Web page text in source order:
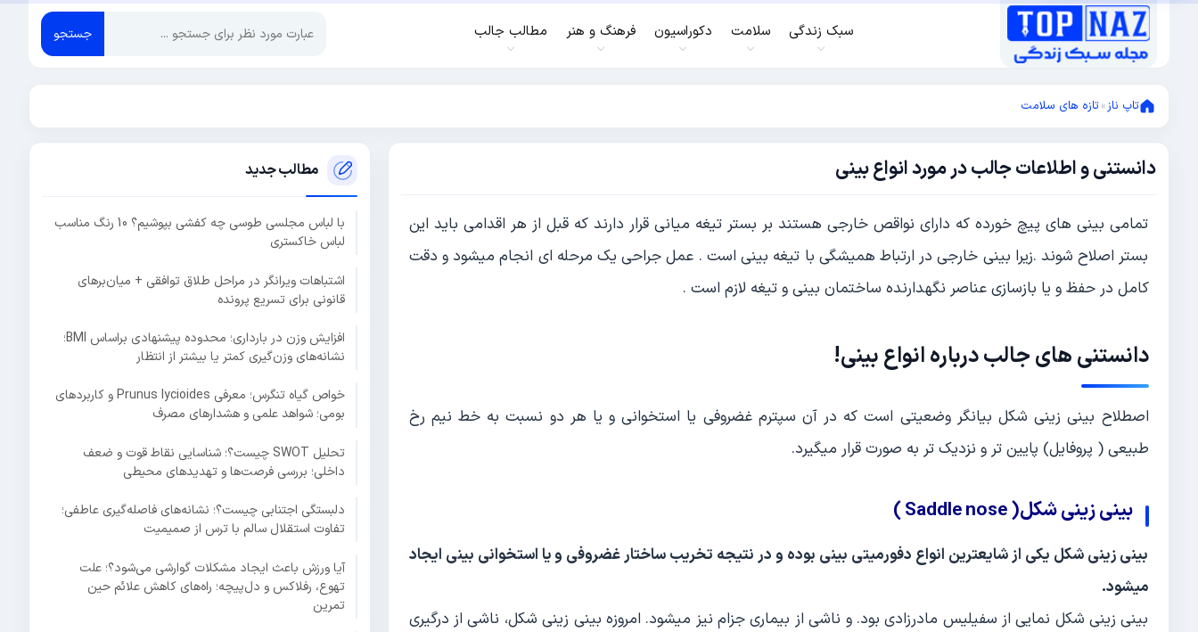
سبک زندگی سلامت دکوراسیون فرهنگ و هنر مطالب جالب جستجو
تاپ ناز»تازه های سلامت
دانستنی و اطلاعات جالب در مورد انواع بینی
ژانویه
2023
29,
2023
تمامی بینی های پیچ خورده که دارای نواقص خارجی هستند بر بستر تیغه میانی قرار دارند که قبل از هر اقدامی باید این
بستر اصلاح شوند .زیرا بینی خارجی در ارتباط همیشگی با تیغه بینی است . عمل جراحی یک مرحله ای انجام میشود و دقت
کامل در حفظ و یا بازسازی عناصر نگهدارنده ساختمان بینی و تیغه لازم است .
دانستنی های جالب درباره انواع بینی!
اصطلاح بینی زینی شکل بیانگر وضعیتی است که در آن سپترم غضروفی یا استخوانی و یا هر دو نسبت به خط نیم رخ
طبیعی ( پروفایل) پایین تر و نزدیک تر به صورت قرار میگیرد.
بینی زینی شکل( Saddle nose )
بینی زینی شکل یکی از شایعترین انواع دفورمیتی بینی بوده و در نتیجه تخریب ساختار غضروفی و یا استخوانی بینی ایجاد
میشود.
بینی زینی شکل نمایی از سفیلیس مادرزادی بود. و ناشی از بیماری جزام نیز میشود. امروزه بینی زینی شکل، ناشی از درگیری
مطالب جدید
با لباس مجلسی طوسی چه کفشی بپوشیم؟ 10 رنگ مناسب
لباس خاکستری
اشتباهات ویرانگر در مراحل طلاق توافقی + میان‌برهای
قانونی برای تسریع پرونده
افزایش وزن در بارداری؛ محدوده پیشنهادی براساس BMI؛
نشانه‌های وزن‌گیری کمتر یا بیشتر از انتظار
خواص گیاه تنگرس؛ معرفی Prunus lycioides و کاربردهای
بومی؛ شواهد علمی و هشدارهای مصرف
تحلیل SWOT چیست؟؛ شناسایی نقاط قوت و ضعف
داخلی؛ بررسی فرصت‌ها و تهدیدهای محیطی
دلبستگی اجتنابی چیست؟؛ نشانه‌های فاصله‌گیری عاطفی؛
تفاوت استقلال سالم با ترس از صمیمیت
آیا ورزش باعث ایجاد مشکلات گوارشی می‌شود؟؛ علت
تهوع، رفلاکس و دل‌پیچه؛ راه‌های کاهش علائم حین
تمرین